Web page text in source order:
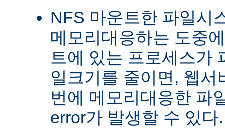
NFS 마운트한 파일시
메모리대응하는 도중
트에 있는 프로세스가
일크기를 줄이면, 웹
번에 메모리대응한 파
error가 발생할 수 있다.